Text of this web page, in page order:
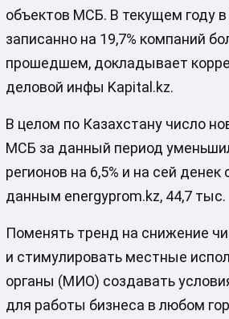
объектов МСБ. В текущем году
записанно на 19,7% компаний
прошедшем, докладывает
деловой инфы Kapital.kz.
В целом по Казахстану число
МСБ за данный период
регионов на 6,5% и на сей денек
данным energyprom.kz, 44,7 тыс.
Поменять тренд на снижение
и стимулировать местные
органы (МИО) создавать
для работы бизнеса в любом